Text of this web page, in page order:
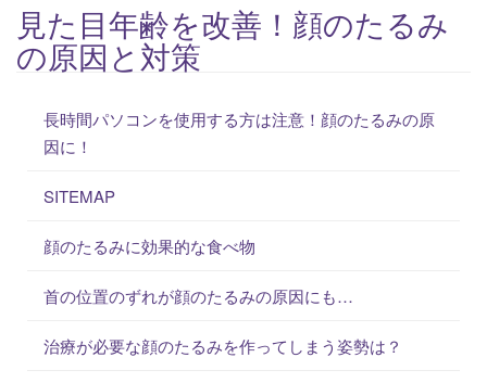
見た目年齢を改善！顔のたるみ
の原因と対策
長時間パソコンを使用する方は注意！顔のたるみの原
因に！
SITEMAP
顔のたるみに効果的な食べ物
首の位置のずれが顔のたるみの原因にも…
治療が必要な顔のたるみを作ってしまう姿勢は？